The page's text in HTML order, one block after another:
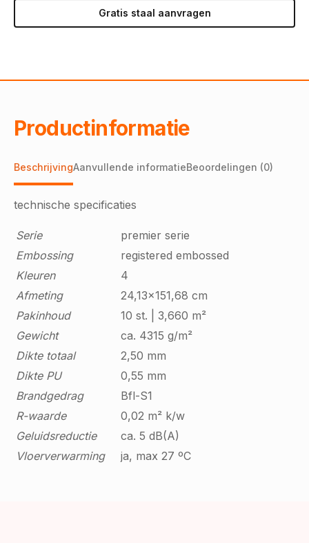
Gratis staal aanvragen
Productinformatie
BeschrijvingAanvullende informatieBeoordelingen (0)
technische specificaties
Serie
premier serie
Embossing
registered embossed
Kleuren
4
Afmeting
24,13x151,68 cm
Pakinhoud
10 st. | 3,660 m²
Gewicht
ca. 4315 g/m²
Dikte totaal
2,50 mm
Dikte PU
0,55 mm
Brandgedrag
Bfl-S1
R-waarde
0,02 m² k/w
Geluidsreductie
ca. 5 dB(A)
Vloerverwarming
ja, max 27 ºC